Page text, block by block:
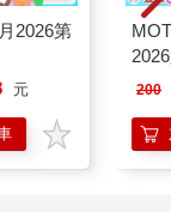
2026第
元 200